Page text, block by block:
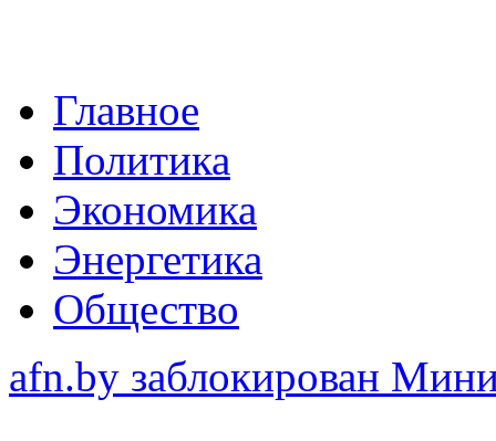
Главное
Политика
Экономика
Энергетика
Общество
afn.by заблокирован